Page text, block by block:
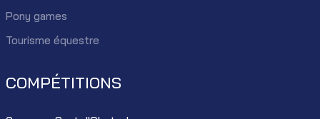
Pony games
Tourisme équestre
COMPÉTITIONS